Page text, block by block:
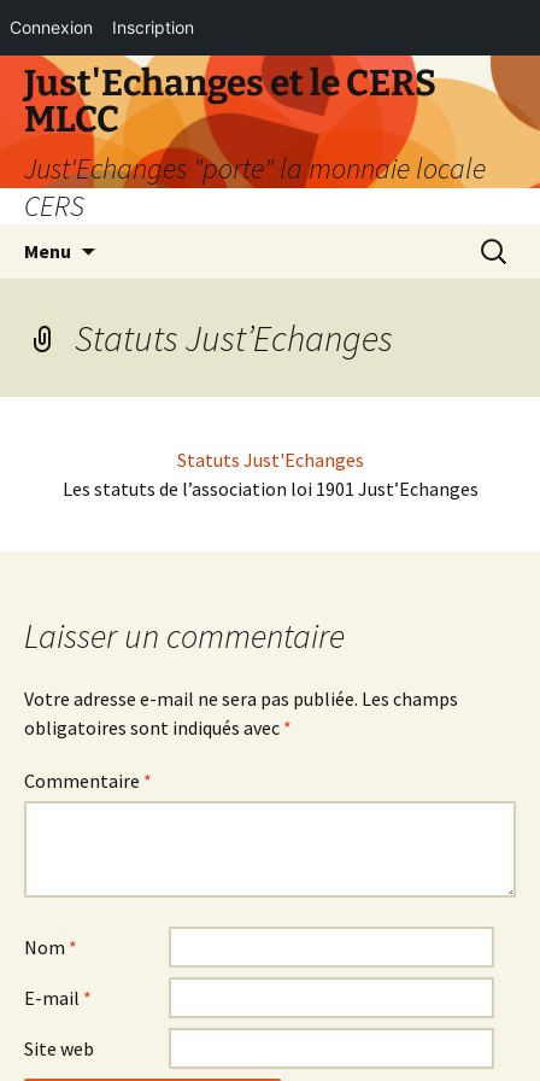
Connexion Inscription
Aller
contenu
Just'Echanges et le CERS
MLCC
Just'Echanges "porte" la monnaie locale
CERS
Menu
Statuts Just’Echanges
Statuts Just'Echanges
Les statuts de l’association loi 1901 Just’Echanges
Laisser un commentaire
Votre adresse e-mail ne sera pas publiée. Les champs
obligatoires sont indiqués avec *
Commentaire *
Nom *
E-mail *
Site web